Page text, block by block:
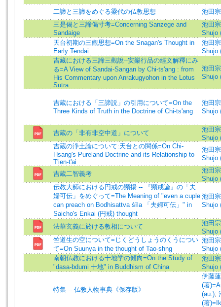
二諦と三諦をめぐる梁代の仏教思想
池田
三是偈と三諦偈寸考=Concerning Sanzege and
Sandaige
池田
Shujo
天台初期の三觀思想=On the Snagan's Thought in
Early Tendai
池田
Shujo
吉藏における三諦三觀說--安樂行品の經文解釋にみ
る=A View of Sandai-Sangan by Chi-ts'ang : from
His Commentary upon Anrakugyohon in the Lotus
Sutra
池田
Shujo
吉蔵における「三諦説」の引用について=On the
Three Kinds of Truth in the Doctrine of Chi-ts'ang
池田
Shujo
吉蔵の「非有非空中道」について
池田
Shujo
吉蔵の浄土論について:天台との関係=On Chi-
Hsang's Pureland Doctrine and its Relationship to
T'ien-t'ai
池田
Shujo
吉蔵二智義考
池田
Shujo
伝教大師における円戒の顕揚 -- 『顕戒論』の「夫
婦可伝」をめぐって=The Meaning of "even a cuple
can preach on Bodhisattva śīla 「夫婦可伝」" in
Saicho's Enkai (円戒) thought
池田
Shujo
法華玄義に於ける教相について
池田
Shujo
竺道生の空について=じくどうしょうのくうについ
て=On Suunya in the thought of Tao-shng
池田
Shujo
南朝仏教における十地学の傾向=On the Study of
"dasa-bdumi 十地" in Buddhism of China
池田
Shujo
特集 -- 仏教人物事典《保存版》
伊藤
(著
(au.);
(著